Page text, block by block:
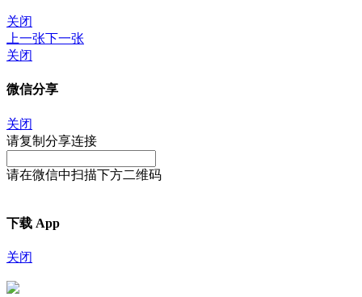
关闭
上一张下一张
关闭
微信分享
关闭
请复制分享连接
请在微信中扫描下方二维码
下载 App
关闭